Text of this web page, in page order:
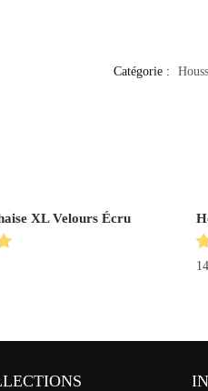
Catégorie :
XL Velours Écru